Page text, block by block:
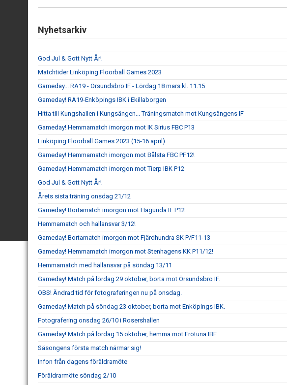
Nyhetsarkiv
God Jul & Gott Nytt År!
Matchtider Linköping Floorball Games 2023
Gameday... RA19 - Örsundsbro IF - Lördag 18 mars kl. 11.15
Gameday! RA19-Enköpings IBK i Ekillaborgen
Hitta till Kungshallen i Kungsängen... Träningsmatch mot Kungsängens IF
Gameday! Hemmamatch imorgon mot IK Sirius FBC P13
Linköping Floorball Games 2023 (15-16 april)
Gameday! Hemmamatch imorgon mot Bålsta FBC PF12!
Gameday! Hemmamatch imorgon mot Tierp IBK P12
God Jul & Gott Nytt År!
Årets sista träning onsdag 21/12
Gameday! Bortamatch imorgon mot Hagunda IF P12
Hemmamatch och hallansvar 3/12!
Gameday! Bortamatch imorgon mot Fjärdhundra SK P/F11-13
Gameday! Hemmamatch imorgon mot Stenhagens KK P11/12!
Hemmamatch med hallansvar på söndag 13/11
Gameday! Match på lördag 29 oktober, borta mot Örsundsbro IF.
OBS! Ändrad tid för fotograferingen nu på onsdag.
Gameday! Match på söndag 23 oktober, borta mot Enköpings IBK.
Fotografering onsdag 26/10 i Rosershallen
Gameday! Match på lördag 15 oktober, hemma mot Frötuna IBF
Säsongens första match närmar sig!
Infon från dagens föräldramöte
Föräldrarmöte söndag 2/10